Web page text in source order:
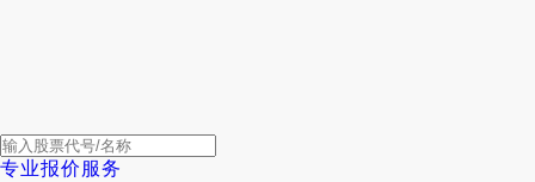
专业报价服务